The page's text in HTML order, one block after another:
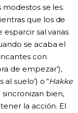
modestos se les
que los de
sal varias
se acaba el
con
de empezar’),
al suelo’) o “Hakke
sincronizan bien,
la acción. El